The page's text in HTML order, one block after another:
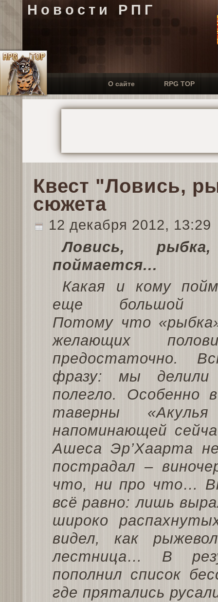
Новости РПГ
О сайте RPG TOP
Квест "Ловись,
сюжета
12 декабря 2012, 13:29
Ловись,
поймается...
Какая и кому
еще большой
Потому что
желающих
предостаточно.
фразу: мы
полегло. Особенно
таверны
напоминающей
Ашеса Эр’Хаарта
пострадал –
что, ни про что…
всё равно: лишь
широко
видел, как
лестница… В
пополнил список
где прятались